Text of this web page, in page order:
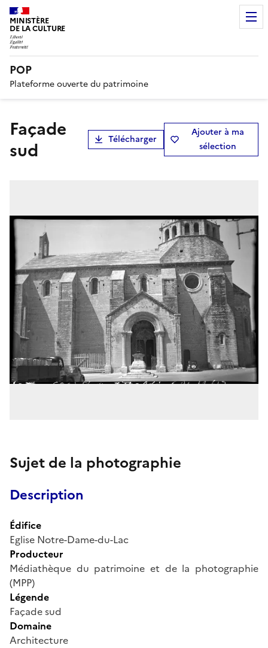
MINISTÈRE
DE LA CULTURE
POP
Plateforme ouverte du patrimoine
Façade
sud
Télécharger
Ajouter à ma
sélection
Sujet de la photographie
Description
Édifice
Eglise Notre-Dame-du-Lac
Producteur
Médiathèque du patrimoine et de la photographie
(MPP)
Légende
Façade sud
Domaine
Architecture